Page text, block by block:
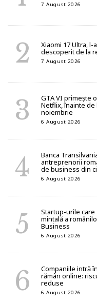
7 August 2026
Xiaomi 17 Ultra, l-
descoperit de la
7 August 2026
GTA VI primește
Netflix, înainte de
noiembrie
6 August 2026
Banca
antreprenorii
de business din
6 August 2026
Startup-urile care
mintală a
Business
6 August 2026
Companiile intră
rămân online:
reduse
6 August 2026